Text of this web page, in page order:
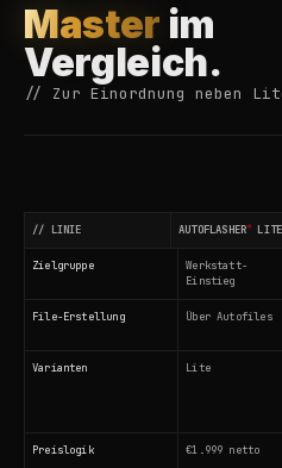
Master im
Vergleich.
// Zur Einordnung neben
// LINIE AUTOFLASHER® LITE
Zielgruppe
Werkstatt-
Einstieg
File-Erstellung Über Autofiles
Varianten Lite
Preislogik €1.999 netto